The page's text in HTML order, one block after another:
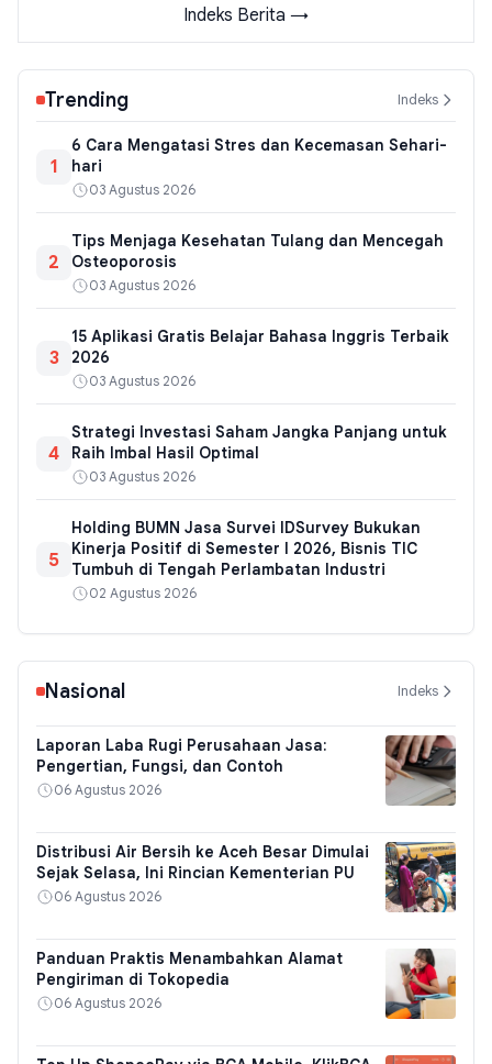
Indeks Berita →
Trending Indeks
1
6 Cara Mengatasi Stres dan Kecemasan Sehari-
hari
03 Agustus 2026
2
Tips Menjaga Kesehatan Tulang dan Mencegah
Osteoporosis
03 Agustus 2026
3
15 Aplikasi Gratis Belajar Bahasa Inggris Terbaik
2026
03 Agustus 2026
4
Strategi Investasi Saham Jangka Panjang untuk
Raih Imbal Hasil Optimal
03 Agustus 2026
5
Holding BUMN Jasa Survei IDSurvey Bukukan
Kinerja Positif di Semester I 2026, Bisnis TIC
Tumbuh di Tengah Perlambatan Industri
02 Agustus 2026
Nasional Indeks
Laporan Laba Rugi Perusahaan Jasa:
Pengertian, Fungsi, dan Contoh
06 Agustus 2026
Distribusi Air Bersih ke Aceh Besar Dimulai
Sejak Selasa, Ini Rincian Kementerian PU
06 Agustus 2026
Panduan Praktis Menambahkan Alamat
Pengiriman di Tokopedia
06 Agustus 2026